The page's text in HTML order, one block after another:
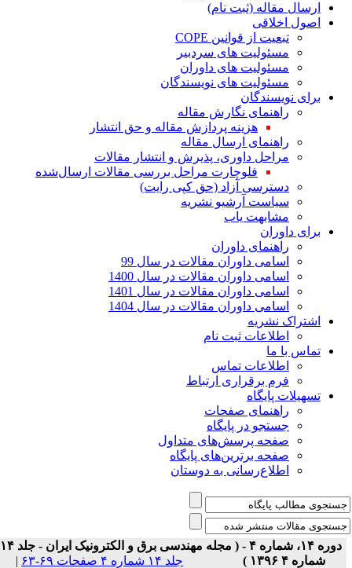
ارسال مقاله (ثبت نام)
اصول اخلاقی
تبعیت از قوانین COPE
مسئولیت های سردبیر
مسئولیت های داوران
مسئولیت های نویسندگان
برای نویسندگان
راهنمای نگارش مقاله
هزینه پردازش مقاله و حق انتشار
راهنمای ارسال مقاله
مراحل داوری، پذیرش و انتشار مقالات
فلوچارت مراحل بررسی مقالات ارسال‌شده
دسترسی آزاد (حق کپی رایت)
سیاست آرشیو نشریه
مشابهت یاب
برای داوران
راهنمای داوران
اسامی داوران مقالات در سال 99
اسامی داوران مقالات در سال 1400
اسامی داوران مقالات در سال 1401
اسامی داوران مقالات در سال 1404
اشتراک نشریه
اطلاعات ثبت نام
تماس با ما
اطلاعات تماس
فرم برقراری ارتباط
تسهیلات پایگاه
راهنمای صفحات
جستجو در پایگاه
صفحه پرسش‌های متداول
صفحه برترین‌های پایگاه
اطلاع‌رسانی به دوستان
دوره ۱۴، شماره ۴ - ( مجله مهندسی برق و الکترونیک ایران - جلد ۱۴
شماره ۴ ۱۳۹۶ )
جلد ۱۴ شماره ۴ صفحات ۶۹-۶۳
|